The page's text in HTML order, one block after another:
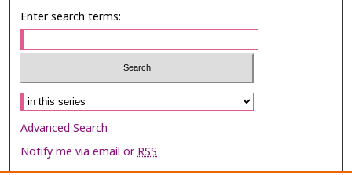
Enter search terms:
Select context to search:
Advanced Search
Notify me via email orRSS